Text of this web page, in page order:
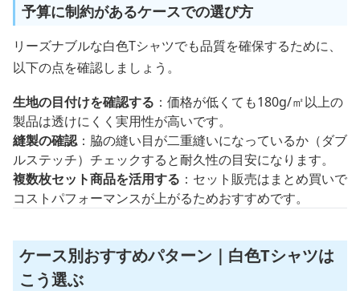
予算に制約があるケースでの選び方
リーズナブルな白色Tシャツでも品質を確保するために、
以下の点を確認しましょう。
生地の目付けを確認する ：価格が低くても180g/㎡以上の
製品は透けにくく実用性が高いです。
縫製の確認：脇の縫い目が二重縫いになっているか（ダブ
ルステッチ）チェックすると耐久性の目安になります。
複数枚セット商品を活用する ：セット販売はまとめ買いで
コストパフォーマンスが上がるためおすすめです。
ケース別おすすめパターン｜白色Tシャツは
こう選ぶ